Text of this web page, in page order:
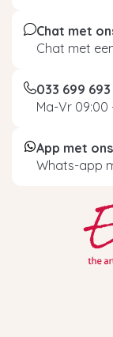
Chat met
Chat met
033 699 693
Ma-Vr 09:00
App met ons
Whats-app